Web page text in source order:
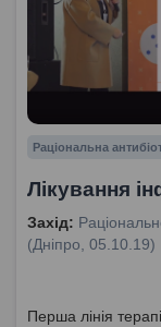
Раціональна
Лікування
Захід:
(Дніпро, 05.10.19)
Перша лінія